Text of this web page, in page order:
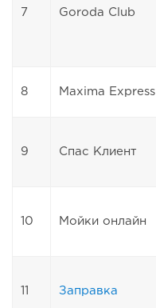
7 Goroda Club
8 Maxima Express
9 Спас Клиент
10 Мойки онлайн
11 Заправка